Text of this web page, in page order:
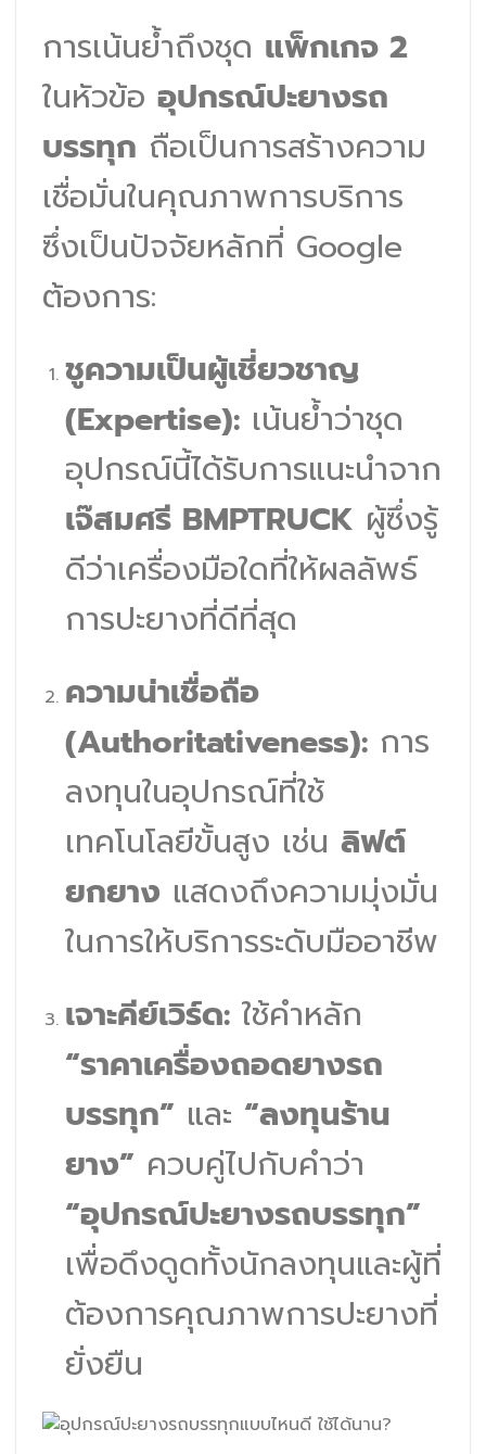
การเน้นย้ำถึงชุด แพ็กเกจ 2
ในหัวข้อ อุปกรณ์ปะยางรถ
บรรทุก ถือเป็นการสร้างความ
เชื่อมั่นในคุณภาพการบริการ
ซึ่งเป็นปัจจัยหลักที่ Google
ต้องการ:
ชูความเป็นผู้เชี่ยวชาญ
(Expertise):เน้นย้ำว่าชุด
อุปกรณ์นี้ได้รับการแนะนำจาก
เจ๊สมศรี BMPTRUCK ผู้ซึ่งรู้
ดีว่าเครื่องมือใดที่ให้ผลลัพธ์
การปะยางที่ดีที่สุด
ความน่าเชื่อถือ
(Authoritativeness):การ
ลงทุนในอุปกรณ์ที่ใช้
เทคโนโลยีขั้นสูง เช่น ลิฟต์
ยกยาง แสดงถึงความมุ่งมั่น
ในการให้บริการระดับมืออาชีพ
เจาะคีย์เวิร์ด:ใช้คำหลัก
“ราคาเครื่องถอดยางรถ
บรรทุก” และ “ลงทุนร้าน
ยาง” ควบคู่ไปกับคำว่า
“อุปกรณ์ปะยางรถบรรทุก”
เพื่อดึงดูดทั้งนักลงทุนและผู้ที่
ต้องการคุณภาพการปะยางที่
ยั่งยืน